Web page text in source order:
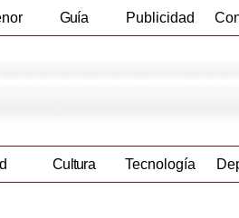
Guía Publicidad
Cultura Tecnología